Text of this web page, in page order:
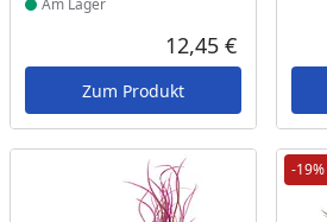
Am Lager
Aktueller
12,45 €
Zum Produkt
-19%